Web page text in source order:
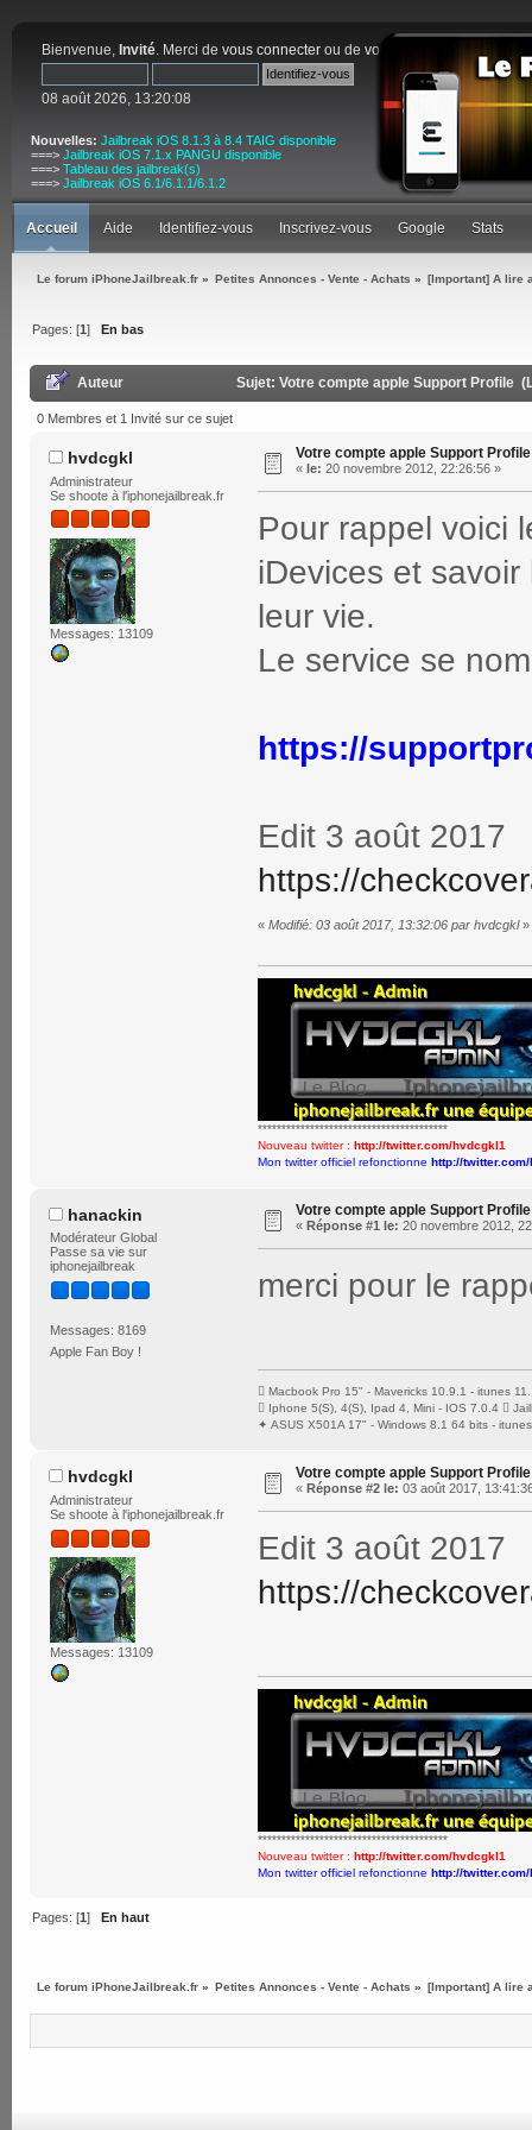
Bienvenue, Invité. Merci de vous connecter ou de vous inscrire
08 août 2026, 13:20:08
Nouvelles: Jailbreak iOS 8.1.3 à 8.4 TAIG disponible
===> Jailbreak iOS 7.1.x PANGU disponible
===> Tableau des jailbreak(s)
===> Jailbreak iOS 6.1/6.1.1/6.1.2
Accueil Aide Identifiez-vous Inscrivez-vous Google Stats
Le forum iPhoneJailbreak.fr » Petites Annonces - Vente - Achats » [Important] A lire
Pages: [1] En bas
Auteur Sujet: Votre compte apple Support Profile
0 Membres et 1 Invité sur ce sujet
hvdcgkl
Administrateur
Se shoote à l'iphonejailbreak.fr
Messages: 13109
Votre compte apple Support Profile
« le: 20 novembre 2012, 22:26:56 »
Pour rappel voici
iDevices et
leur vie.
Le service se
https://
Edit 3 août 2017
https://
« Modifié: 03 août 2017, 13:32:06 par hvdcgkl»
****************************************
Nouveau twitter : http://twitter.com/hvdcgkl1
Mon twitter officiel refonctionne http://
hanackin
Modérateur Global
Passe sa vie sur
iphonejailbreak
Messages: 8169
Apple Fan Boy !
Votre compte apple Support Profile
« Réponse #1 le: 20 novembre 2012,
merci pour le
 Macbook Pro 15" - Mavericks 10.9.1 - itunes
 Iphone 5(S), 4(S), Ipad 4, Mini - IOS 7.0.4 
✦ ASUS X501A 17" - Windows 8.1 64 bits -
hvdcgkl
Administrateur
Se shoote à l'iphonejailbreak.fr
Messages: 13109
Votre compte apple Support Profile
« Réponse #2 le: 03 août 2017,
Edit 3 août 2017
https://
****************************************
Nouveau twitter : http://twitter.com/hvdcgkl1
Mon twitter officiel refonctionne http://
Pages: [1]En haut
Le forum iPhoneJailbreak.fr » Petites Annonces - Vente - Achats » [Important] A lire